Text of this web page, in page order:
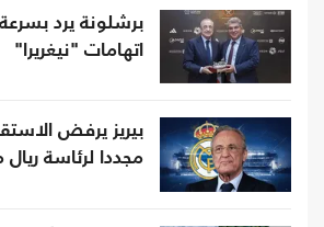
برشلونة يرد
اتهامات "نيغريرا"
بيريز يرفض
مجددا لرئاسة ريال